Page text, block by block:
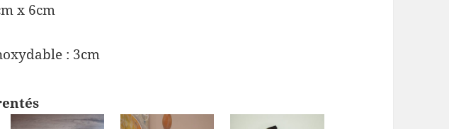
x 6cm
: 3cm